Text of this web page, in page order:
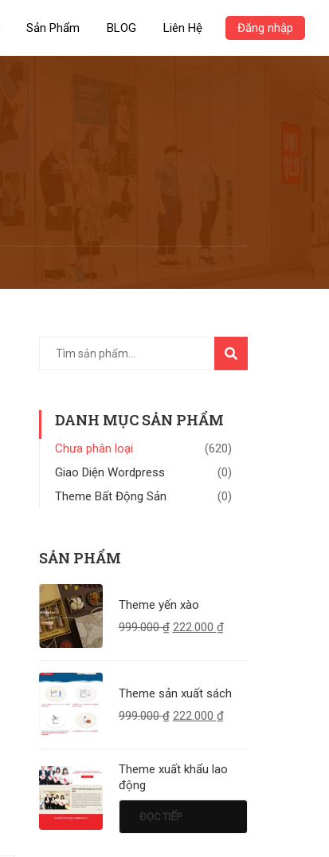
Sản Phẩm BLOG Liên Hệ Đăng nhập
TÌM
KIẾM
DANH MỤC SẢN PHẨM
Chưa phân loại
(620)
Giao Diện Wordpress
(0)
Theme Bất Động Sản
(0)
SẢN PHẨM
Theme yến xào
999.000₫ 222.000 ₫
Theme sản xuất sách
999.000₫ 222.000 ₫
Theme xuất khẩu lao
động
ĐỌC TIẾP